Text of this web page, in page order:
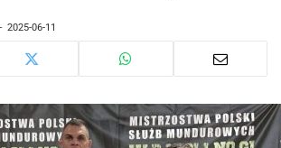
2025-06-11